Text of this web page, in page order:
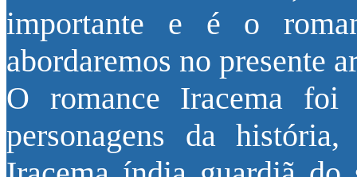
importante e é o
abordaremos no presente
O romance Iracema
personagens da